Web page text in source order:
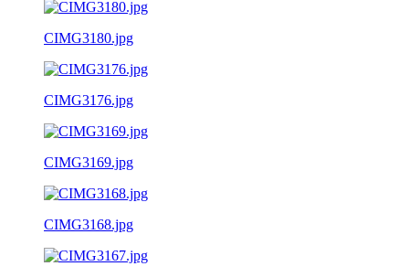
CIMG3180.jpg
CIMG3176.jpg
CIMG3169.jpg
CIMG3168.jpg